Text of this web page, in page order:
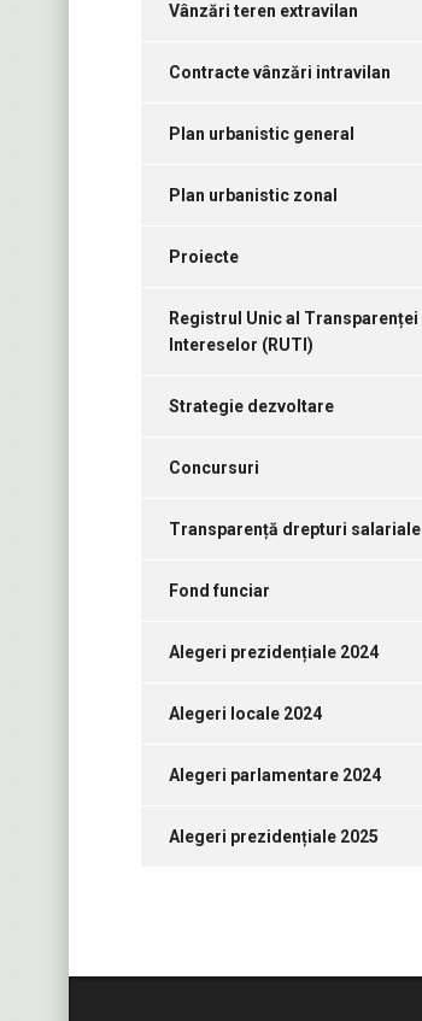
Vânzări teren extravilan
Contracte vânzări intravilan
Plan urbanistic general
Plan urbanistic zonal
Proiecte
Registrul Unic al Transparenței
Intereselor (RUTI)
Strategie dezvoltare
Concursuri
Transparență drepturi salariale
Fond funciar
Alegeri prezidențiale 2024
Alegeri locale 2024
Alegeri parlamentare 2024
Alegeri prezidențiale 2025